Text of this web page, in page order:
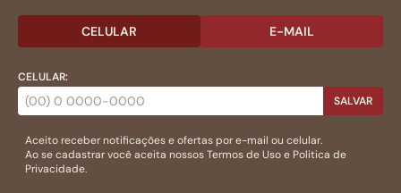
CELULAR E-MAIL
CELULAR:
SALVAR
Aceito receber notificações e ofertas por e-mail ou celular.
Ao se cadastrar você aceita nossosTermos de Usoe Politica de
Privacidade.